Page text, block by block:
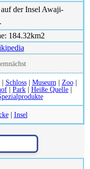
der Insel Awaji-
184.32km2
| Schloss| Museum | Zoo|
| Park | Heiße Quelle |
| Insel